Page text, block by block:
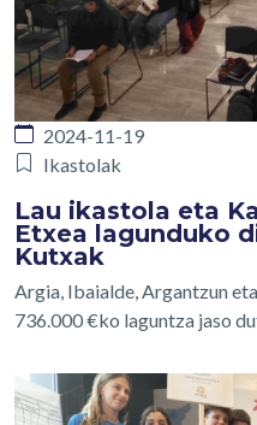
2024-11-19
Ikastolak
Lau ikastola eta
Etxea lagunduko
Kutxak
Argia, Ibaialde, Argantzun
736.000 €ko laguntza jaso